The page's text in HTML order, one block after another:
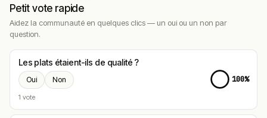
Petit vote rapide
Aidez la communauté en quelques clics — un oui ou un non par
question.
Les plats étaient-ils de qualité ?
Oui Non
1 vote
100%